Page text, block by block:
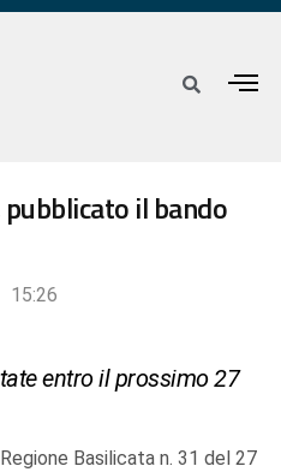
il bando
15:26
entro il prossimo 27
Basilicata n. 31 del 27